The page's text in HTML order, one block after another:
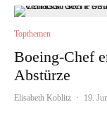
Topthemen
Boeing-Chef
Abstürze
Elisabeth Koblitz · 19.